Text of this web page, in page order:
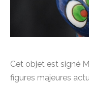
Cet objet est signé
figures majeures